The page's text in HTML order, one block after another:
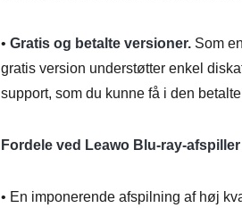
• Gratis og betalte versioner. Som
gratis version understøtter enkel
support, som du kunne få i den
Fordele ved Leawo Blu-ray-afspiller
• En imponerende afspilning af høj